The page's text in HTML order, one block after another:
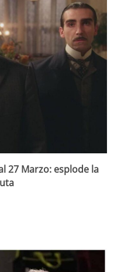
27 Marzo: esplode la